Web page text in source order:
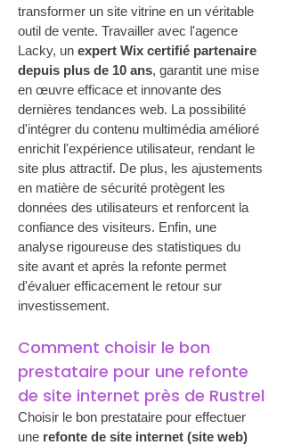
transformer un site vitrine en un véritable
outil de vente. Travailler avec l'agence
Lacky, un expert Wix certifié partenaire
depuis plus de 10 ans, garantit une mise
en œuvre efficace et innovante des
dernières tendances web. La possibilité
d'intégrer du contenu multimédia amélioré
enrichit l'expérience utilisateur, rendant le
site plus attractif. De plus, les ajustements
en matière de sécurité protègent les
données des utilisateurs et renforcent la
confiance des visiteurs. Enfin, une
analyse rigoureuse des statistiques du
site avant et après la refonte permet
d'évaluer efficacement le retour sur
investissement.
Comment choisir le bon
prestataire pour une refonte
de site internet près de Rustrel
Choisir le bon prestataire pour effectuer
une refonte de site internet (site web)